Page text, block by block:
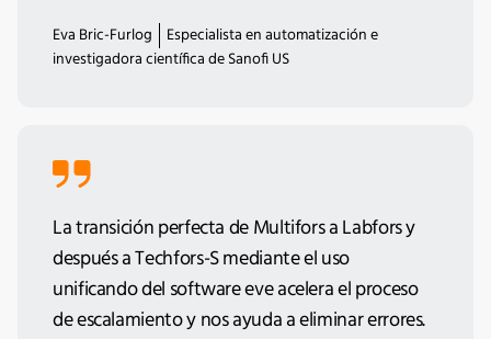
Eva Bric-Furlog
Especialista en automatización e
investigadora científica de Sanofi US
La transición perfecta de Multifors a Labfors y
después a Techfors-S mediante el uso
unificando del software eve acelera el proceso
de escalamiento y nos ayuda a eliminar errores.